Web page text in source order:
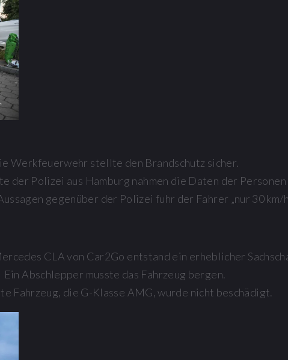
Werkfeuerwehr stellte den Brandschutz sicher.
der Polizei aus Hamburg nahmen die Daten der Personen
gegenüber der Polizei fuhr der Fahrer „nur 30 km/
CLA von Car2Go entstand ein erheblicher
Ein Abschlepper musste das Fahrzeug bergen.
Fahrzeug, die G-Klasse AMG, wurde nicht beschädigt.